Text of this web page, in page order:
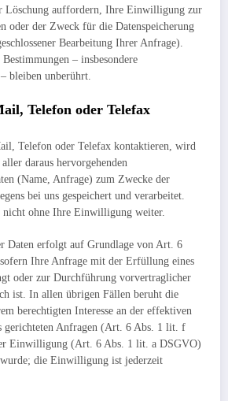
Löschung auffordern, Ihre Einwilligung zur
oder der Zweck für die Datenspeicherung
Bearbeitung Ihrer Anfrage).
– insbesondere
bleiben unberührt.
Telefon oder Telefax
Telefon oder Telefax kontaktieren, wird
daraus hervorgehenden
(Name, Anfrage) zum Zwecke der
bei uns gespeichert und verarbeitet.
nicht ohne Ihre Einwilligung weiter.
Daten erfolgt auf Grundlage von Art. 6
Ihre Anfrage mit der Erfüllung eines
oder zur Durchführung vorvertraglicher
ist. In allen übrigen Fällen beruht die
berechtigten Interesse an der effektiven
gerichteten Anfragen (Art. 6 Abs. 1 lit. f
Einwilligung (Art. 6 Abs. 1 lit. a DSGVO)
die Einwilligung ist jederzeit